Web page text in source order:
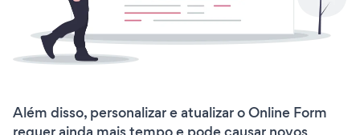
Além disso, personalizar e atualizar o Online Form